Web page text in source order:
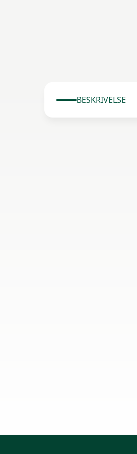
BESKRIVELSE